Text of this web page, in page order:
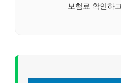
보험료 확인하